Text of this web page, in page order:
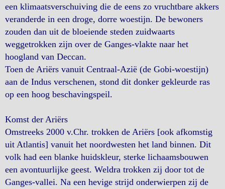
een klimaatsverschuiving die de eens zo vruchtbare akkers
veranderde in een droge, dorre woestijn. De bewoners
zouden dan uit de bloeiende steden zuidwaarts
weggetrokken zijn over de Ganges-vlakte naar het
hoogland van Deccan.
Toen de Ariërs vanuit Centraal-Azië (de Gobi-woestijn)
aan de Indus verschenen, stond dit donker gekleurde ras
op een hoog beschavingspeil.
Komst der Ariërs
Omstreeks 2000 v.Chr. trokken de Ariërs [ook afkomstig
uit Atlantis] vanuit het noordwesten het land binnen. Dit
volk had een blanke huidskleur, sterke lichaamsbouwen
een avontuurlijke geest. Weldra trokken zij door tot de
Ganges-vallei. Na een hevige strijd onderwierpen zij de